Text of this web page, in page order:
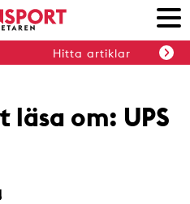
Hitta artiklar
läsa om: UPS